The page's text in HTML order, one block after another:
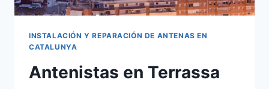
INSTALACIÓN Y REPARACIÓN DE ANTENAS EN
CATALUNYA
Antenistas en Terrassa